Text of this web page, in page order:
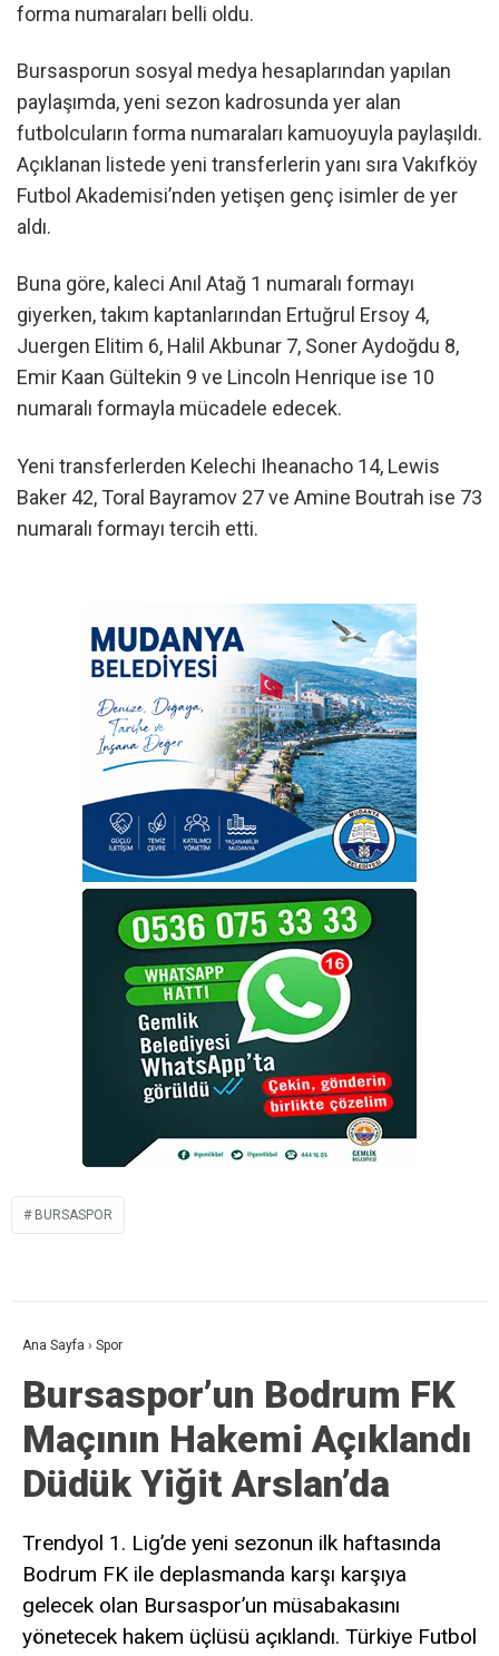
forma numaraları belli oldu.
Bursasporun sosyal medya hesaplarından yapılan
paylaşımda, yeni sezon kadrosunda yer alan
futbolcuların forma numaraları kamuoyuyla paylaşıldı.
Açıklanan listede yeni transferlerin yanı sıra Vakıfköy
Futbol Akademisi’nden yetişen genç isimler de yer
aldı.
Buna göre, kaleci Anıl Atağ 1 numaralı formayı
giyerken, takım kaptanlarından Ertuğrul Ersoy 4,
Juergen Elitim 6, Halil Akbunar 7, Soner Aydoğdu 8,
Emir Kaan Gültekin 9 ve Lincoln Henrique ise 10
numaralı formayla mücadele edecek.
Yeni transferlerden Kelechi Iheanacho 14, Lewis
Baker 42, Toral Bayramov 27 ve Amine Boutrah ise 73
numaralı formayı tercih etti.
BURSASPOR
Ana Sayfa › Spor
Bursaspor’un Bodrum FK
Maçının Hakemi Açıklandı
Düdük Yiğit Arslan’da
Trendyol 1. Lig’de yeni sezonun ilk haftasında
Bodrum FK ile deplasmanda karşı karşıya
gelecek olan Bursaspor’un müsabakasını
yönetecek hakem üçlüsü açıklandı. Türkiye Futbol